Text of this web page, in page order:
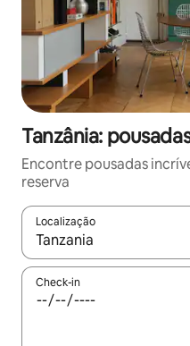
Tanzânia:
Encontre pousadas
reserva
Localização
Quando os resultados
Check-in